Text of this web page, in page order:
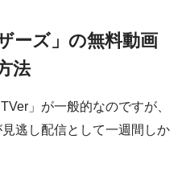
ーズ」の無料動画
法
」が一般的なのですが、
見逃し配信として一週間しか